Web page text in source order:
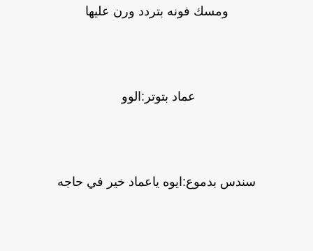
ومسك فونه بتردد ورن عليها
عماد بتوتر:الوو
سندس بدموع:ايوه ياعماد خير في حاجه